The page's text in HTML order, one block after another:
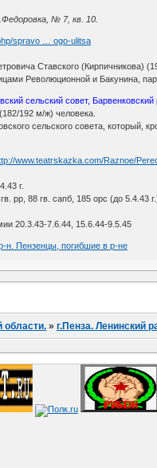
№ 7, кв. 10.
spravo … ogo-ulitsa
Ставского (Кирпичникова)
Революционной и Бакунина,
сельский совет, Барвенковский
192 м/ж) человека.
сельского совета, который,
www.teatrskazka.com/Raznoe/
г.
рр, 88 гв. сапб, 185 орс (до 5.4.43
20.3.43-7.6.44, 15.6.44-9.5.45
н. Пензенцы, погибшие в р-не
области. »г.Пенза. Ленинский